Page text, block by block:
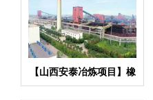
【山西安泰冶炼项目】橡
胶接头合同